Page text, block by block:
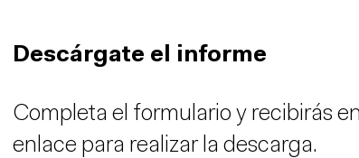
Descárgate el informe
Completa el formulario y recibirás
enlace para realizar la descarga.